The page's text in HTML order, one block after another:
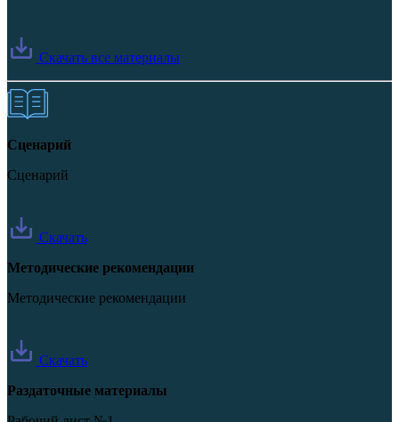
Скачать все материалы
Сценарий
Сценарий
Скачать
Методические рекомендации
Методические рекомендации
Скачать
Раздаточные материалы